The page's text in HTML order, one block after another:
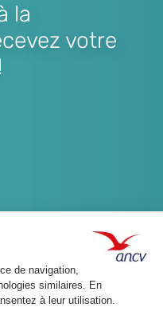
la
votre